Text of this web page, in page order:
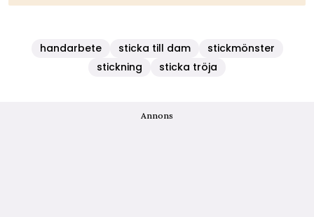
handarbete sticka till dam
stickmönster
stickning
sticka tröja
Annons